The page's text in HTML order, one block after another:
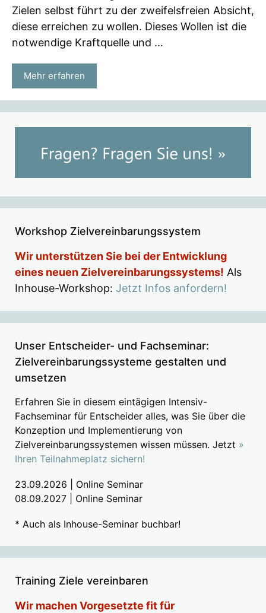
Zielen selbst führt zu der zweifelsfreien Absicht,
diese erreichen zu wollen. Dieses Wollen ist die
notwendige Kraftquelle und …
Mehr erfahren
Workshop Zielvereinbarungssystem
Wir unterstützen Sie bei der Entwicklung
eines neuen Zielvereinbarungssystems! Als
Inhouse-Workshop: Jetzt Infos anfordern!
Unser Entscheider- und Fachseminar:
Zielvereinbarungssysteme gestalten und
umsetzen
Erfahren Sie in diesem eintägigen Intensiv-
Fachseminar für Entscheider alles, was Sie über die
Konzeption und Implementierung von
Zielvereinbarungssystemen wissen müssen. Jetzt »
Ihren Teilnahmeplatz sichern!
23.09.2026 | Online Seminar
08.09.2027 | Online Seminar
* Auch als Inhouse-Seminar buchbar!
Training Ziele vereinbaren
Wir machen Vorgesetzte fit für